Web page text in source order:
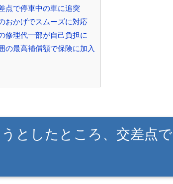
点で停車中の車に追突
おかげでスムーズに対応
修理代一部が自己負担に
の最高補償額で保険に加入
としたところ、交差点で